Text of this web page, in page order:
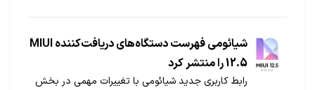
شیائومی فهرست دستگاه‌های دریافت‌کننده MIUI
12.5 را منتشر کرد
رابط کاربری جدید شیائومی با تغییرات مهمی در بخش